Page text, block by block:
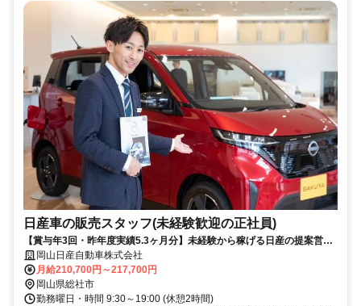
日産車の販売スタッフ(未経験歓迎の正社員)
【賞与年3回・昨年度実績5.3ヶ月分】未経験から稼げる日産の提案営
業！年間休日113日・週休2日制
岡山日産自動車株式会社
月給210,700円～217,700円
岡山県総社市
勤務曜日・時間 9:30～19:00 (休憩2時間)